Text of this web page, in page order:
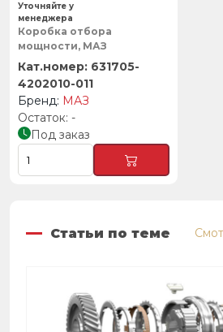
Коробка отбора
мощности, МАЗ
631705-
4202010-011
МАЗ
-
Под заказ
Уточняйте у
менеджера
Статьи по теме